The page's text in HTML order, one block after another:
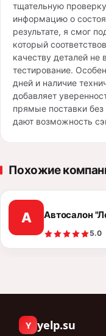
тщательную
информацию о
результате, я смог
который
качеству деталей не
тестирование.
дней и наличие
добавляет
прямые поставки без
дают возможность
Похожие
А Автосалон
5.0
Y yelp.su